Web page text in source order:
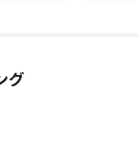
グ